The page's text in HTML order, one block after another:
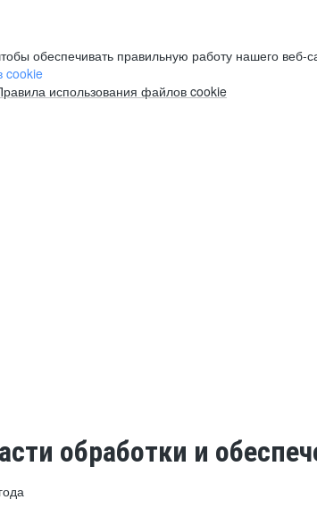
обеспечивать правильную работу нашего веб-
cookie
использования файлов cookie
обработки и